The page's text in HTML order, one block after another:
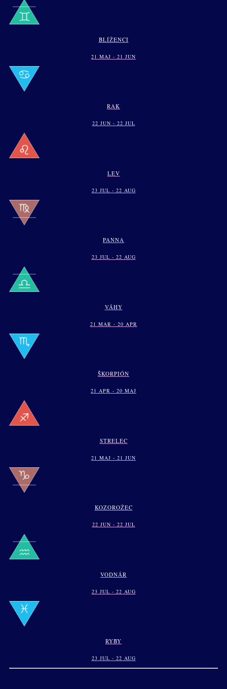
BLÍŽENCI
21 MAJ - 21 JUN
RAK
22 JUN - 22 JUL
LEV
23 JUL - 22 AUG
PANNA
23 JUL - 22 AUG
VÁHY
21 MAR - 20 APR
ŠKORPIÓN
21 APR - 20 MAJ
STRELEC
21 MAJ - 21 JUN
KOZOROŽEC
22 JUN - 22 JUL
VODNÁR
23 JUL - 22 AUG
RYBY
23 JUL - 22 AUG